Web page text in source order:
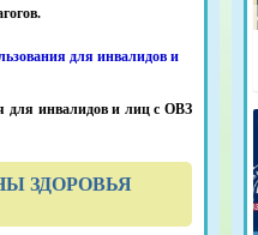
для инвалидов и
для инвалидов и лиц с ОВЗ
ЗДОРОВЬЯ